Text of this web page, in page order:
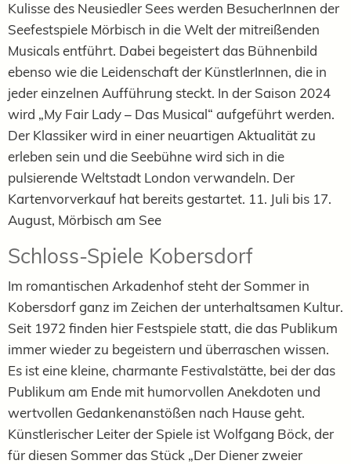
Kulisse des Neusiedler Sees werden BesucherInnen der
Seefestspiele Mörbisch in die Welt der mitreißenden
Musicals entführt. Dabei begeistert das Bühnenbild
ebenso wie die Leidenschaft der KünstlerInnen, die in
jeder einzelnen Aufführung steckt. In der Saison 2024
wird „My Fair Lady – Das Musical“ aufgeführt werden.
Der Klassiker wird in einer neuartigen Aktualität zu
erleben sein und die Seebühne wird sich in die
pulsierende Weltstadt London verwandeln. Der
Kartenvorverkauf hat bereits gestartet. 11. Juli bis 17.
August, Mörbisch am See
Schloss-Spiele Kobersdorf
Im romantischen Arkadenhof steht der Sommer in
Kobersdorf ganz im Zeichen der unterhaltsamen Kultur.
Seit 1972 finden hier Festspiele statt, die das Publikum
immer wieder zu begeistern und überraschen wissen.
Es ist eine kleine, charmante Festivalstätte, bei der das
Publikum am Ende mit humorvollen Anekdoten und
wertvollen Gedankenanstößen nach Hause geht.
Künstlerischer Leiter der Spiele ist Wolfgang Böck, der
für diesen Sommer das Stück „Der Diener zweier